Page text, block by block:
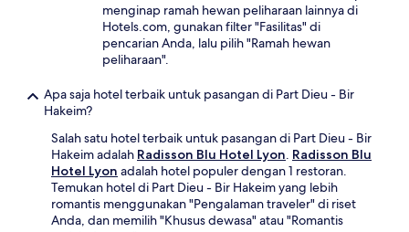
menginap ramah hewan peliharaan lainnya di
Hotels.com, gunakan filter "Fasilitas" di
pencarian Anda, lalu pilih "Ramah hewan
peliharaan".
Apa saja hotel terbaik untuk pasangan di Part Dieu - Bir
Hakeim?
Salah satu hotel terbaik untuk pasangan di Part Dieu - Bir
Hakeim adalah Radisson Blu Hotel Lyon. Radisson Blu
Hotel Lyon adalah hotel populer dengan 1 restoran.
Temukan hotel di Part Dieu - Bir Hakeim yang lebih
romantis menggunakan "Pengalaman traveler" di riset
Anda, dan memilih "Khusus dewasa" atau "Romantis